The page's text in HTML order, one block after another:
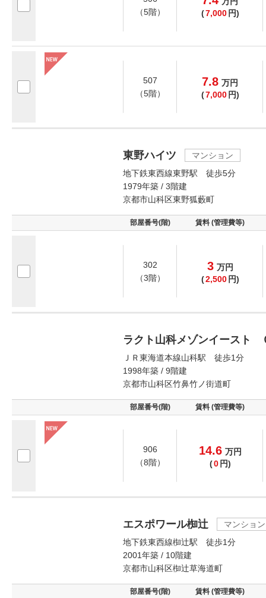
（5階）
(7,000 円)
507
（5階）
7.8 万円
(7,000 円)
東野ハイツ
マンション
地下鉄東西線東野駅 徒歩5分
1979年築 / 3階建
京都市山科区東野狐藪町
部屋番号(階) 賃料 (管理費等)
302
（3階）
3 万円
(2,500 円)
ラクト山科メゾンイースト
ＪＲ東海道本線山科駅 徒歩1分
1998年築 / 9階建
京都市山科区竹鼻竹ノ街道町
部屋番号(階) 賃料 (管理費等)
906
（8階）
14.6 万円
(0 円)
エスポワール椥辻
マンション
地下鉄東西線椥辻駅 徒歩1分
2001年築 / 10階建
京都市山科区椥辻草海道町
部屋番号(階) 賃料 (管理費等)